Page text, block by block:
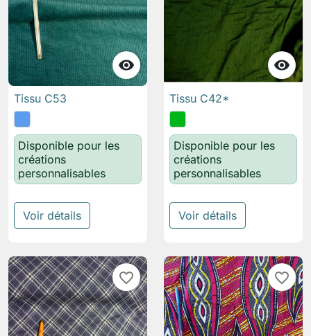

Tissu C53
Disponible pour les
créations
personnalisables
Voir détails

Tissu C42*
Disponible pour les
créations
personnalisables
Voir détails
favorite_border favorite_border